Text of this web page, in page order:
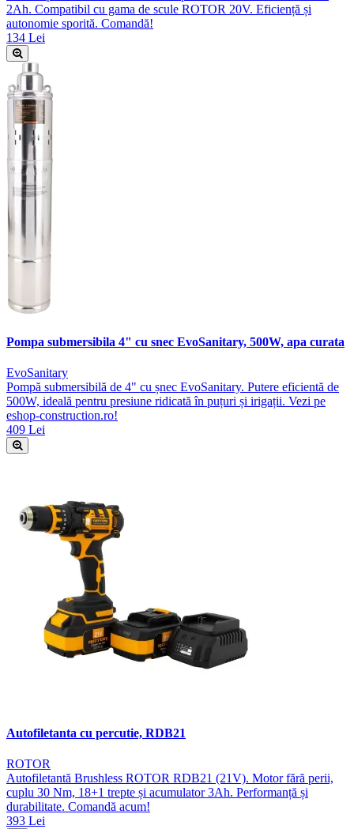
2Ah. Compatibil cu gama de scule ROTOR 20V. Eficiență și
autonomie sporită. Comandă!
134 Lei
Pompa submersibila 4" cu snec EvoSanitary, 500W, apa curata
EvoSanitary
Pompă submersibilă de 4" cu șnec EvoSanitary. Putere eficientă de
500W, ideală pentru presiune ridicată în puțuri și irigații. Vezi pe
eshop-construction.ro!
409 Lei
Autofiletanta cu percutie, RDB21
ROTOR
Autofiletantă Brushless ROTOR RDB21 (21V). Motor fără perii,
cuplu 30 Nm, 18+1 trepte și acumulator 3Ah. Performanță și
durabilitate. Comandă acum!
393 Lei